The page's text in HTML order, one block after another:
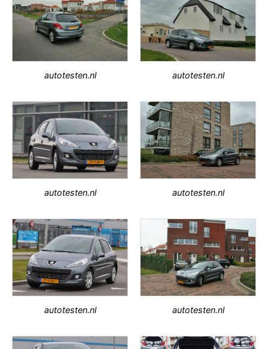
autotesten.nl autotesten.nl
autotesten.nl autotesten.nl
autotesten.nl autotesten.nl